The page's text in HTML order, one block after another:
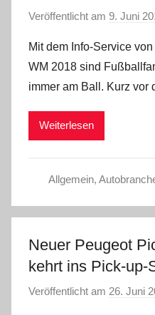
Veröffentlicht am 9. Juni
Mit dem Info-Service
WM 2018 sind
immer am Ball. Kurz vor
Weiterlesen
Allgemein,
Neuer Peugeot
kehrt ins Pick-up-
Veröffentlicht am 26. Juni